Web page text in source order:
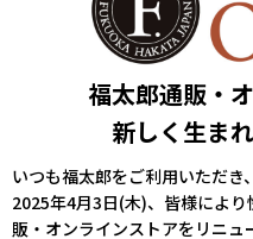
福太郎通販・
新しく生ま
いつも福太郎をご利用いただき
2025年4月3日(木)、皆様によ
販・オンラインストアをリニュ